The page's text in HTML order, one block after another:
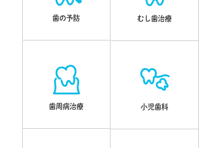
歯の予防 むし歯治療
歯周病治療 小児歯科